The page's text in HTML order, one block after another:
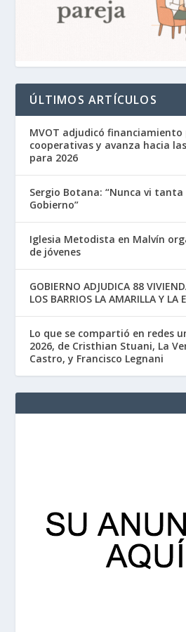
ÚLTIMOS ARTÍCULOS
MVOT adjudicó financiamiento
cooperativas y avanza hacia
para 2026
Sergio Botana: “Nunca vi
Gobierno”
Iglesia Metodista en Malvín
de jóvenes
GOBIERNO ADJUDICA 88
LOS BARRIOS LA AMARILLA Y LA
Lo que se compartió en redes
2026, de Cristhian Stuani, La
Castro, y Francisco Legnani